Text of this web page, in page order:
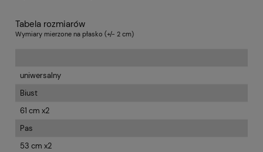
Tabela rozmiarów
Wymiary mierzone na płasko (+/- 2 cm)
uniwersalny
Biust
61 cm x2
Pas
53 cm x2